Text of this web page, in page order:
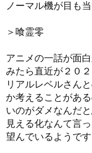
ノーマル機が目も
＞喰霊零
アニメの一話が面
みたら直近が２０
リアルレベルさん
か考えることがあ
いのがダメなんだと
見える化なんて言
望んでいるようです